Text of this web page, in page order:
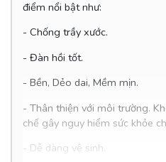
điểm nổi bật như:
- Chống trầy xước.
- Đàn hồi tốt.
- Bền, Dẻo dai, Mềm mịn.
- Thân thiện với môi trường.
chế gây nguy hiểm sức khỏe
- Dễ dàng vệ sinh.